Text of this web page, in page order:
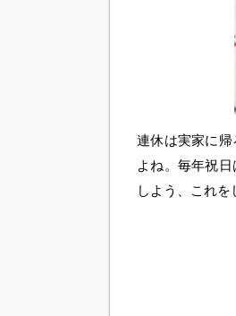
連休は実家に
よね。毎年祝
しよう、これ